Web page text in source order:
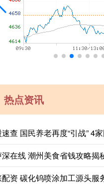
热点资讯